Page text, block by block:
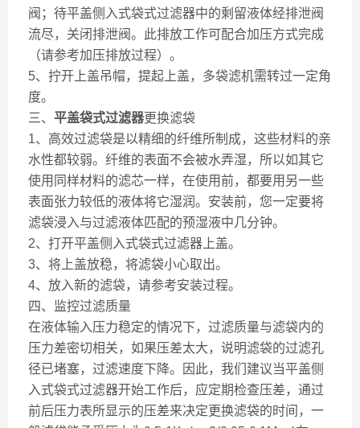
阀；待平盖侧入式袋式过滤器中的剩留液体经排泄阀
流尽，关闭排泄阀。此排放工作可配合加压方式完成
（请参考加压排放过程）。
5、拧开上盖吊帽，提起上盖，多袋滤机需转过一定角
度。
三、 平盖袋式过滤器更换滤袋
1、高效过滤袋是以精细的纤维所制成，这些材料的亲
水性都较弱。纤维的表面不会被水弄湿，所以如其它
使用同样材料的滤芯一样，在使用前，都要用另一些
表面张力较低的液体将它湿润。安装前，您一定要将
滤袋浸入与过滤液体匹配的预湿液中几分钟。
2、打开平盖侧入式袋式过滤器上盖。
3、将上盖放稳，将滤袋小心取出。
4、放入新的滤袋，请参考安装过程。
四、监控过滤质量
在液体输入压力稳定的情况下，过滤质量与滤袋内的
压力差密切相关，如果压差太大，说明滤袋的过滤孔
径已堵塞，过滤速度下降。因此，我们建议当平盖侧
入式袋式过滤器开始工作后，应定期检查压差，通过
前后压力表所显示的压差来决定更换滤袋的时间，一